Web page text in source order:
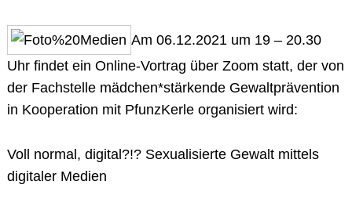
Am 06.12.2021 um 19 – 20.30
Uhrfindet ein Online-Vortrag über Zoom statt, der von
der Fachstelle mädchen*stärkende Gewaltprävention
in Kooperation mit PfunzKerle organisiert wird:
Voll normal, digital?!? Sexualisierte Gewalt mittels
digitaler Medien